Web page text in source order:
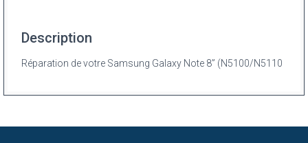
Description
Réparation de votre Samsung Galaxy Note 8” (N5100/N5110